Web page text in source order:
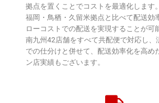
拠点を置くことでコストを最適化します。
福岡・鳥栖・久留米拠点と比べて配送効
ローコストでの配送を実現することが可
南九州42店舗をすべて共配便で対応し、
での仕分けと併せて、配送効率化を高め
ン店実績もございます。